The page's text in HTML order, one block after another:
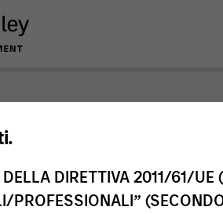
DIRETTIVA 2011/61/UE